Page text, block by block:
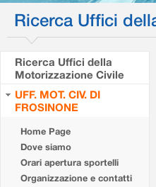
Ricerca Uffici
Ricerca Uffici della
Motorizzazione Civile
UFF. MOT. CIV. DI
FROSINONE
Home Page
Dove siamo
Orari apertura sportelli
Organizzazione e contatti